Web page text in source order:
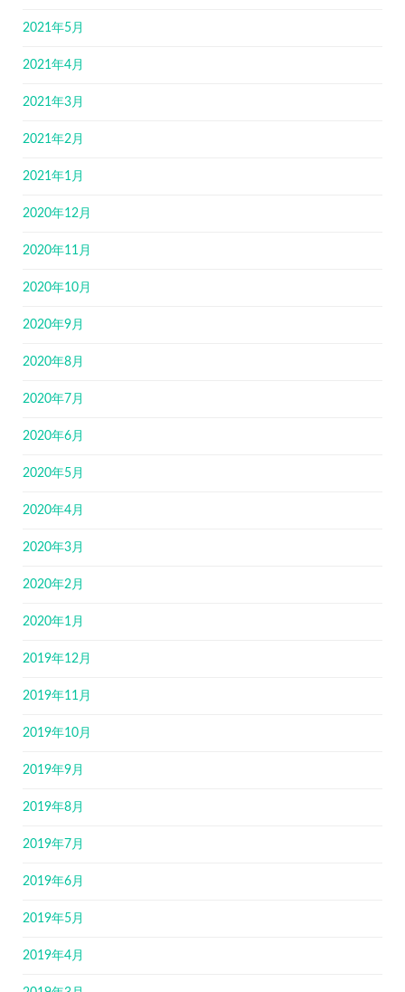
2021年5月
2021年4月
2021年3月
2021年2月
2021年1月
2020年12月
2020年11月
2020年10月
2020年9月
2020年8月
2020年7月
2020年6月
2020年5月
2020年4月
2020年3月
2020年2月
2020年1月
2019年12月
2019年11月
2019年10月
2019年9月
2019年8月
2019年7月
2019年6月
2019年5月
2019年4月